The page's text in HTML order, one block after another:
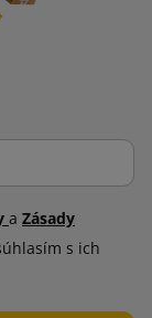
a Zásady
s ich